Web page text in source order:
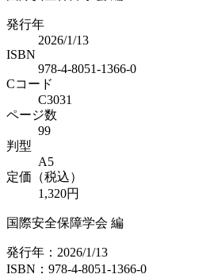
発行年
2026/1/13
ISBN
978-4-8051-1366-0
Cコード
C3031
ページ数
99
判型
A5
定価（税込）
1,320円
国際安全保障学会 編
発行年：2026/1/13
ISBN：978-4-8051-1366-0